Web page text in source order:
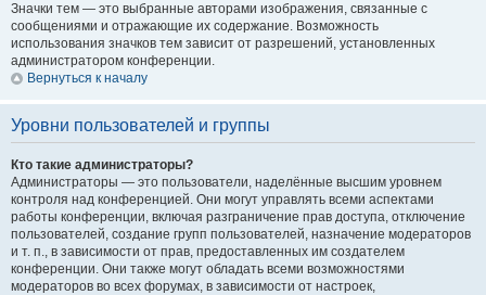
Значки тем — это выбранные авторами изображения, связанные с
сообщениями и отражающие их содержание. Возможность
использования значков тем зависит от разрешений, установленных
администратором конференции.
Вернуться к началу
Уровни пользователей и группы
Кто такие администраторы?
Администраторы — это пользователи, наделённые высшим уровнем
контроля над конференцией. Они могут управлять всеми аспектами
работы конференции, включая разграничение прав доступа, отключение
пользователей, создание групп пользователей, назначение модераторов
и т. п., в зависимости от прав, предоставленных им создателем
конференции. Они также могут обладать всеми возможностями
модераторов во всех форумах, в зависимости от настроек,